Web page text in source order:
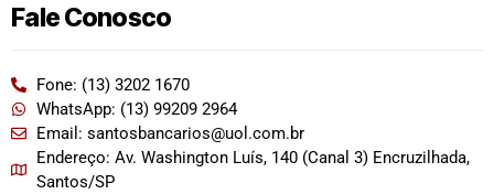
Fale Conosco
Fone: (13) 3202 1670
WhatsApp: (13) 99209 2964
Email: santosbancarios@uol.com.br
Endereço: Av. Washington Luís, 140 (Canal 3) Encruzilhada,
Santos/SP